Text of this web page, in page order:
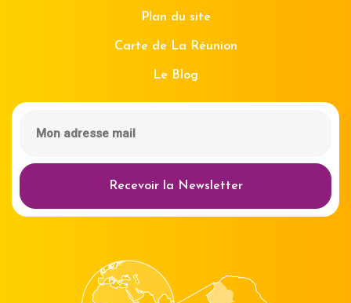
Plan du site
Carte de La Réunion
Le Blog
Recevoir la Newsletter